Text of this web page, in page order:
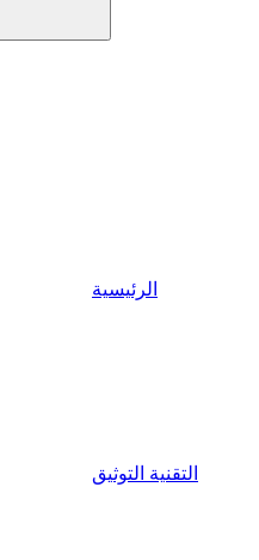
الرئيسية
التقنية التوثيق